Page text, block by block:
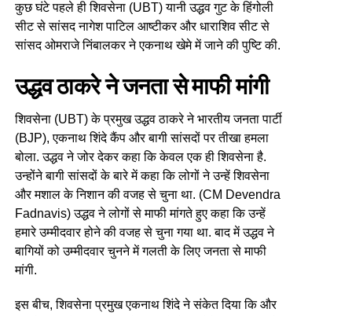
कुछ घंटे पहले ही शिवसेना (UBT) यानी उद्धव गुट के हिंगोली
सीट से सांसद नागेश पाटिल आष्टीकर और धाराशिव सीट से
सांसद ओमराजे निंबालकर ने एकनाथ खेमे में जाने की पुष्टि की.
उद्धव ठाकरे ने जनता से माफी मांगी
शिवसेना (UBT) के प्रमुख उद्धव ठाकरे ने भारतीय जनता पार्टी
(BJP), एकनाथ शिंदे कैंप और बागी सांसदों पर तीखा हमला
बोला. उद्धव ने जोर देकर कहा कि केवल एक ही शिवसेना है.
उन्होंने बागी सांसदों के बारे में कहा कि लोगों ने उन्हें शिवसेना
और मशाल के निशान की वजह से चुना था. (CM Devendra
Fadnavis) उद्धव ने लोगों से माफी मांगते हुए कहा कि उन्हें
हमारे उम्मीदवार होने की वजह से चुना गया था. बाद में उद्धव ने
बागियों को उम्मीदवार चुनने में गलती के लिए जनता से माफी
मांगी.
इस बीच, शिवसेना प्रमुख एकनाथ शिंदे ने संकेत दिया कि और